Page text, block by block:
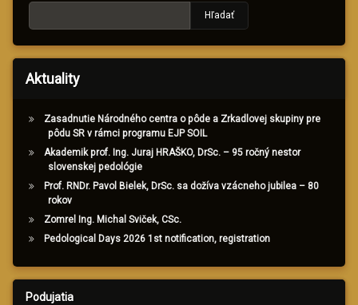
Hľadať
Aktuality
Zasadnutie Národného centra o pôde a Zrkadlovej skupiny pre
pôdu SR v rámci programu EJP SOIL
Akademik prof. Ing. Juraj HRAŠKO, DrSc. – 95 ročný nestor
slovenskej pedológie
Prof. RNDr. Pavol Bielek, DrSc. sa dožíva vzácneho jubilea – 80
rokov
Zomrel Ing. Michal Sviček, CSc.
Pedological Days 2026 1st notification, registration
Podujatia